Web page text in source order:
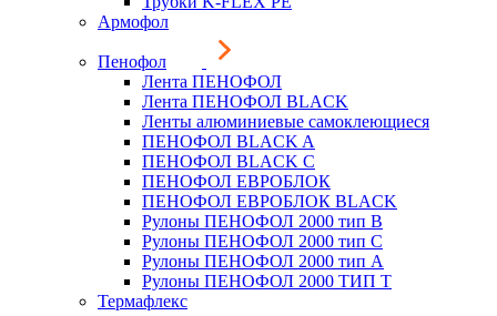
Армофол
Пенофол
Лента ПЕНОФОЛ
Лента ПЕНОФОЛ BLACK
Ленты алюминиевые самоклеющиеся
ПЕНОФОЛ BLACK A
ПЕНОФОЛ BLACK С
ПЕНОФОЛ ЕВРОБЛОК
ПЕНОФОЛ ЕВРОБЛОК BLACK
Рулоны ПЕНОФОЛ 2000 тип B
Рулоны ПЕНОФОЛ 2000 тип C
Рулоны ПЕНОФОЛ 2000 тип А
Рулоны ПЕНОФОЛ 2000 ТИП Т
Термафлекс